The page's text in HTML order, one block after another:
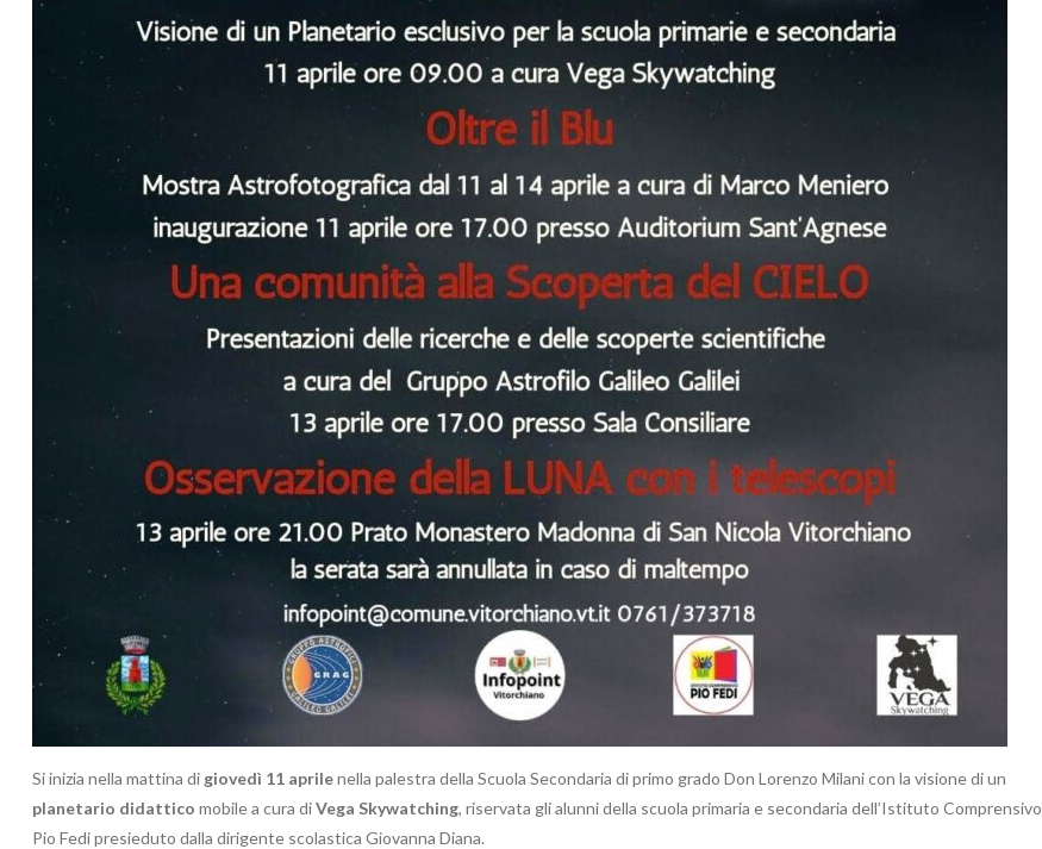
Si inizia nella mattina di giovedì 11 aprilenella palestra della Scuola Secondaria di primo grado Don Lorenzo Milani con la visione di un
planetario didattico mobile a cura diVega Skywatching, riservata gli alunni della scuola primaria e secondaria dell’Istituto Comprensivo
Pio Fedi presieduto dalla dirigente scolastica Giovanna Diana.